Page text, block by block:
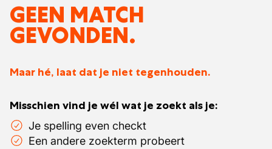
GEEN MATCH
GEVONDEN.
Maar hé, laat dat je niet tegenhouden.
Misschien vind je wél wat je zoekt als je:
Je spelling even checkt
Een andere zoekterm probeert